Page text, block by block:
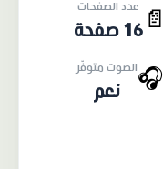
📄
عدد الصفحات
16 صفحة
🎧الصوت متوفّر
نعم